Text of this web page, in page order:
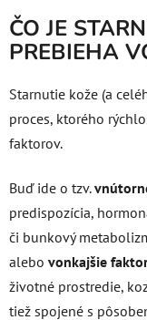
ČO JE
PREBIEHA
Starnutie kože (a
proces, ktorého
faktorov.
Buď ide o tzv.
predispozícia,
či bunkový
alebo vonkajšie
životné prostredie,
tiež spojené s